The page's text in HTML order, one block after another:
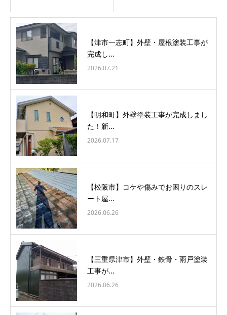
【津市一志町】外壁・屋根塗装工事が
完成し...
2026.07.21
【明和町】外壁塗装工事が完成しまし
た！新...
2026.07.17
【松阪市】コケや傷みでお困りのスレ
ート屋...
2026.06.26
【三重県津市】外壁・鉄骨・雨戸塗装
工事が...
2026.06.26